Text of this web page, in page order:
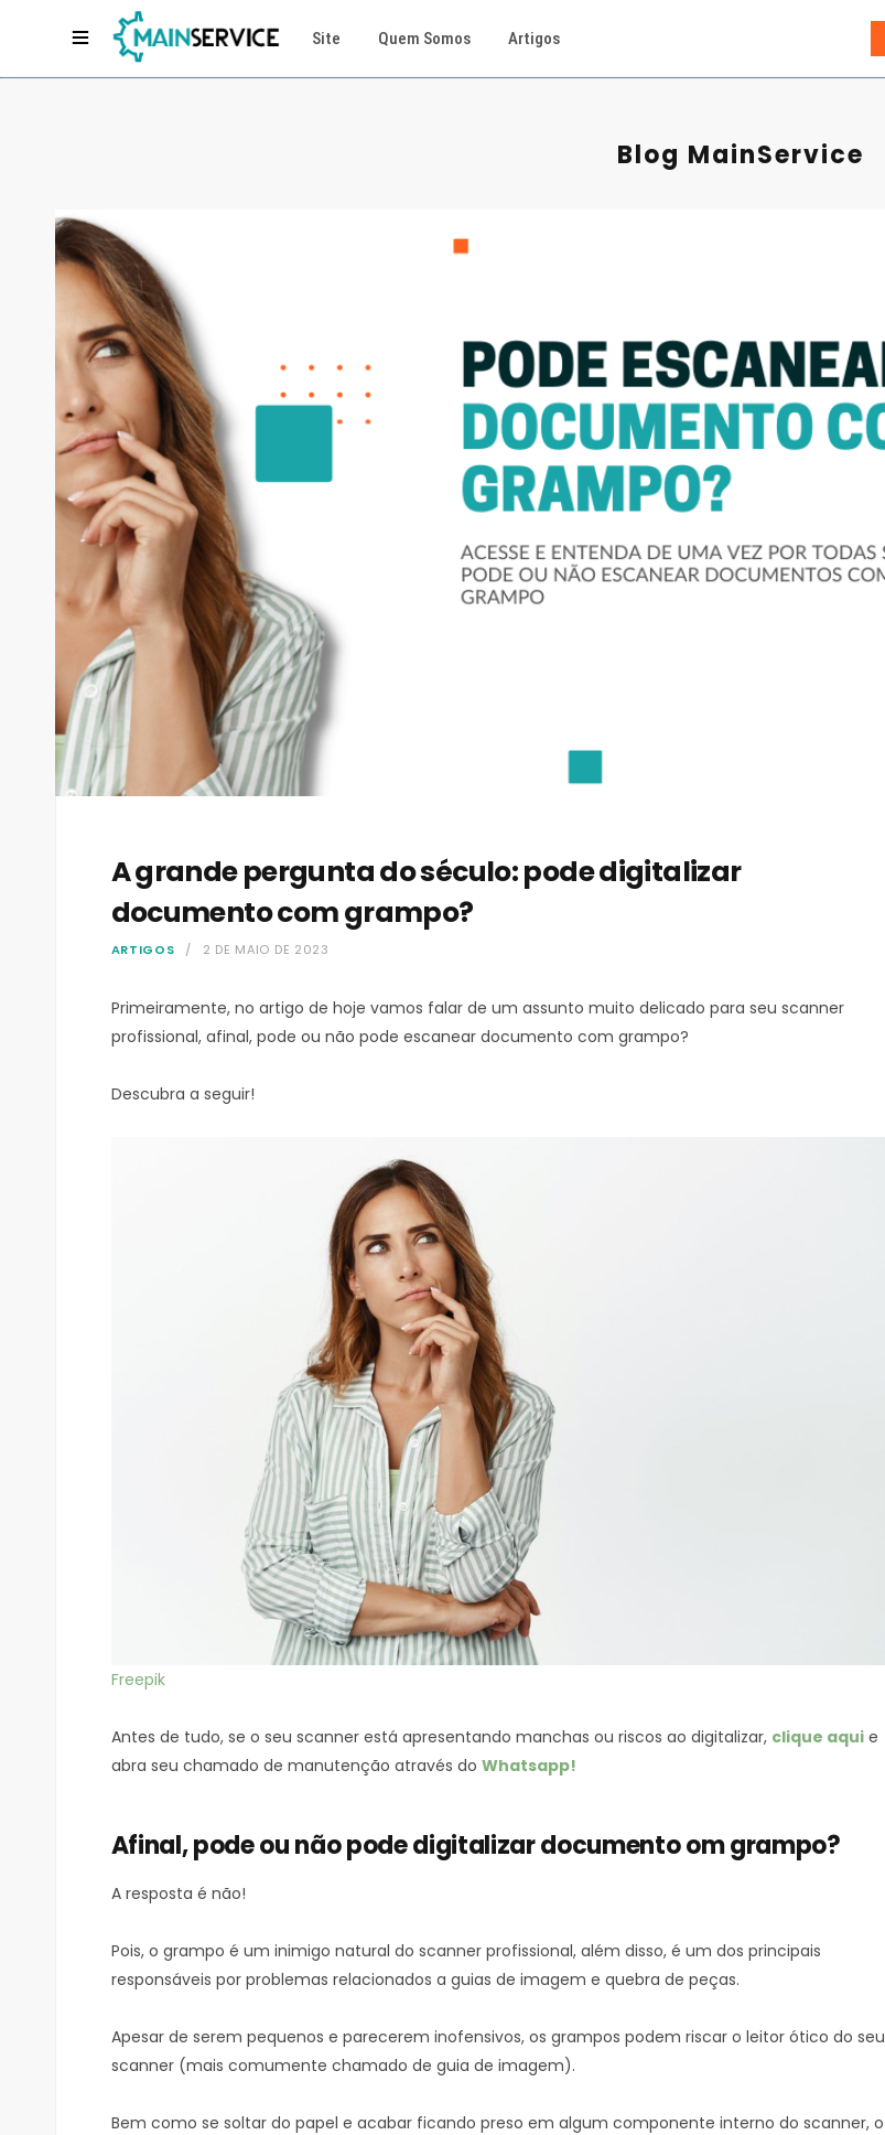
Site Quem Somos Artigos
Blog MainService
A grande pergunta do século: pode digitalizar
documento com grampo?
ARTIGOS 2 DE MAIO DE 2023
Primeiramente, no artigo de hoje vamos falar de um assunto muito delicado para seu scanner
profissional, afinal, pode ou não pode escanear documento com grampo?
Descubra a seguir!
Freepik
Antes de tudo, se o seu scanner está apresentando manchas ou riscos ao digitalizar, clique aquie
abra seu chamado de manutenção através do Whatsapp!
Afinal, pode ou não pode digitalizar documento om grampo?
A resposta é não!
Pois, o grampo é um inimigo natural do scanner profissional, além disso, é um dos principais
responsáveis por problemas relacionados a guias de imagem e quebra de peças.
Apesar de serem pequenos e parecerem inofensivos, os grampos podem riscar o leitor ótico do seu
scanner (mais comumente chamado de guia de imagem).
Bem como se soltar do papel e acabar ficando preso em algum componente interno do scanner, o